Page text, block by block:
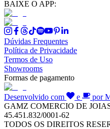
BAIXE O APP:
Dúvidas Frequentes
Política de Privacidade
Termos de Uso
Showrooms
Formas de pagamento
Desenvolvido com e
por
GAMZ COMERCIO DE
45.451.832/0001-62
TODOS OS DIREITOS